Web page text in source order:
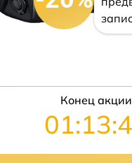
Конец акции